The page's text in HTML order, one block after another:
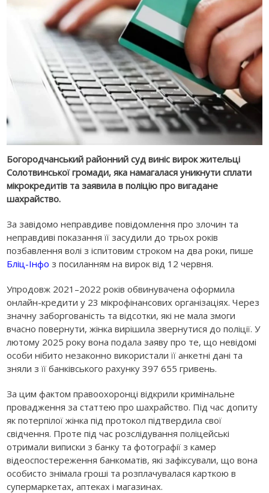
Богородчанський районний суд виніс вирок жительці
Солотвинської громади, яка намагалася уникнути сплати
мікрокредитів та заявила в поліцію про вигадане
шахрайство.
За завідомо неправдиве повідомлення про злочин та
неправдиві показання її засудили до трьох років
позбавлення волі з іспитовим строком на два роки, пише
Бліц-Інфо з посиланням на вирок від 12 червня.
Упродовж 2021–2022 років обвинувачена оформила
онлайн-кредити у 23 мікрофінансових організаціях. Через
значну заборгованість та відсотки, які не мала змоги
вчасно повернути, жінка вирішила звернутися до поліції. У
лютому 2025 року вона подала заяву про те, що невідомі
особи нібито незаконно використали її анкетні дані та
зняли з її банківського рахунку 397 655 гривень.
За цим фактом правоохоронці відкрили кримінальне
провадження за статтею про шахрайство. Під час допиту
як потерпілої жінка під протокол підтвердила свої
свідчення. Проте під час розслідування поліцейські
отримали виписки з банку та фотографії з камер
відеоспостереження банкоматів, які зафіксували, що вона
особисто знімала гроші та розплачувалася карткою в
супермаркетах, аптеках і магазинах.